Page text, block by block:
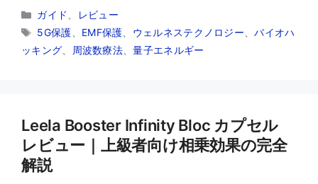
カ
テ
リ
ガイド
レビュー
タ
グ
5G保護 EMF保護 ウェルネステクノロジー 、バイオハ
ッキング
周波数療法 、量子エネルギー
Leela Booster Infinity Bloc カプセル
レビュー｜上級者向け相乗効果の完全
解説